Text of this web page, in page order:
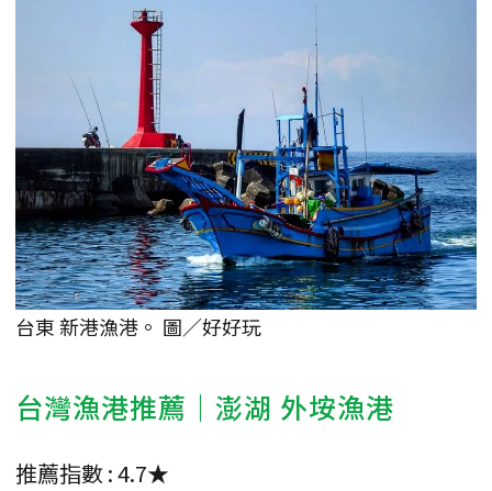
台東 新港漁港。 圖／好好玩
台灣漁港推薦｜澎湖 外垵漁港
推薦指數 : 4.7★